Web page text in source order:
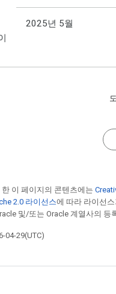
2025년 5월
이 페이지의 콘텐츠에는
2.0 라이선스에 따라 라이선
및/또는 Oracle 계열사의 등
04-29(UTC)